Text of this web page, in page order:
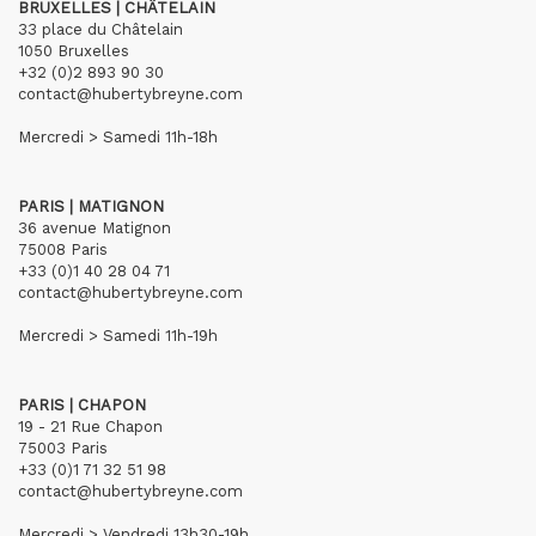
BRUXELLES | CHÂTELAIN
33 place du Châtelain
1050 Bruxelles
+32 (0)2 893 90 30
contact@hubertybreyne.com
Mercredi > Samedi 11h-18h
PARIS | MATIGNON
36 avenue Matignon
75008 Paris
+33 (0)1 40 28 04 71
contact@hubertybreyne.com
Mercredi > Samedi 11h-19h
PARIS | CHAPON
19 - 21 Rue Chapon
75003 Paris
+33 (0)1 71 32 51 98
contact@hubertybreyne.com